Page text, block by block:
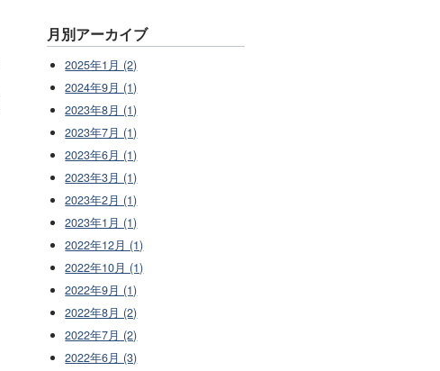
月別アーカイブ
2025年1月 (2)
2024年9月 (1)
2023年8月 (1)
2023年7月 (1)
2023年6月 (1)
2023年3月 (1)
2023年2月 (1)
2023年1月 (1)
2022年12月 (1)
2022年10月 (1)
2022年9月 (1)
2022年8月 (2)
2022年7月 (2)
2022年6月 (3)